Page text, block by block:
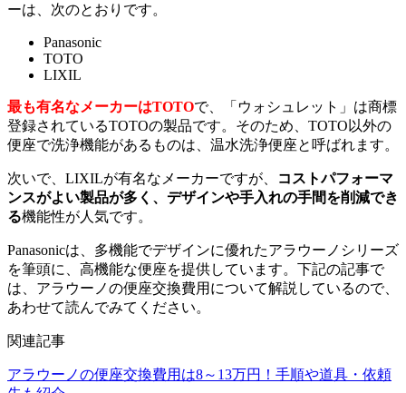
ーは、次のとおりです。
Panasonic
TOTO
LIXIL
最も有名なメーカーはTOTOで、「ウォシュレット」は商標
登録されているTOTOの製品です。そのため、TOTO以外の
便座で洗浄機能があるものは、温水洗浄便座と呼ばれます。
次いで、LIXILが有名なメーカーですが、
コストパフォーマ
ンスがよい製品が多く、デザインや手入れの手間を削減でき
る機能性が人気です。
Panasonicは、多機能でデザインに優れたアラウーノシリーズ
を筆頭に、高機能な便座を提供しています。下記の記事で
は、アラウーノの便座交換費用について解説しているので、
あわせて読んでみてください。
関連記事
アラウーノの便座交換費用は8～13万円！手順や道具・依頼